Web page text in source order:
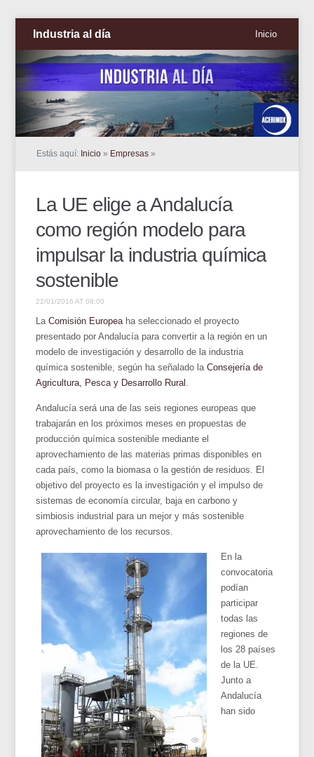
Industria al día Inicio
Estás aquí: Inicio » Empresas »
La UE elige a Andalucía
como región modelo para
impulsar la industria química
sostenible
22/01/2016 AT 08:00
LaComisión Europea ha seleccionado el proyecto
presentado por Andalucía para convertir a la región en un
modelo de investigación y desarrollo de la industria
química sostenible, según ha señalado laConsejería de
Agricultura, Pesca y Desarrollo Rural
Andalucía será una de las seis regiones europeas que
trabajarán en los próximos meses en propuestas de
producción química sostenible mediante el
aprovechamiento de las materias primas disponibles en
cada país, como la biomasa o la gestión de residuos. El
objetivo del proyecto es la investigación y el impulso de
sistemas de economía circular, baja en carbono y
simbiosis industrial para un mejor y más sostenible
aprovechamiento de los recursos.
En la
convocatoria
podían
participar
todas las
regiones de
los 28 países
de la UE.
Junto a
Andalucía
han sido